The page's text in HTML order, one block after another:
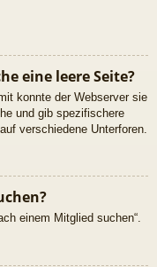
eine leere Seite?
konnte der Webserver sie
und gib spezifischere
verschiedene Unterforen.
einem Mitglied suchen“.